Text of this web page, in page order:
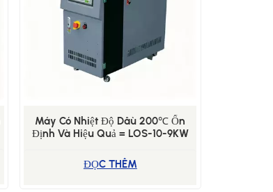
Máy Có Nhiệt Độ Dầu 200℃ Ổn
Định Và Hiệu Quả = LOS-10-9KW
ĐỌC THÊM